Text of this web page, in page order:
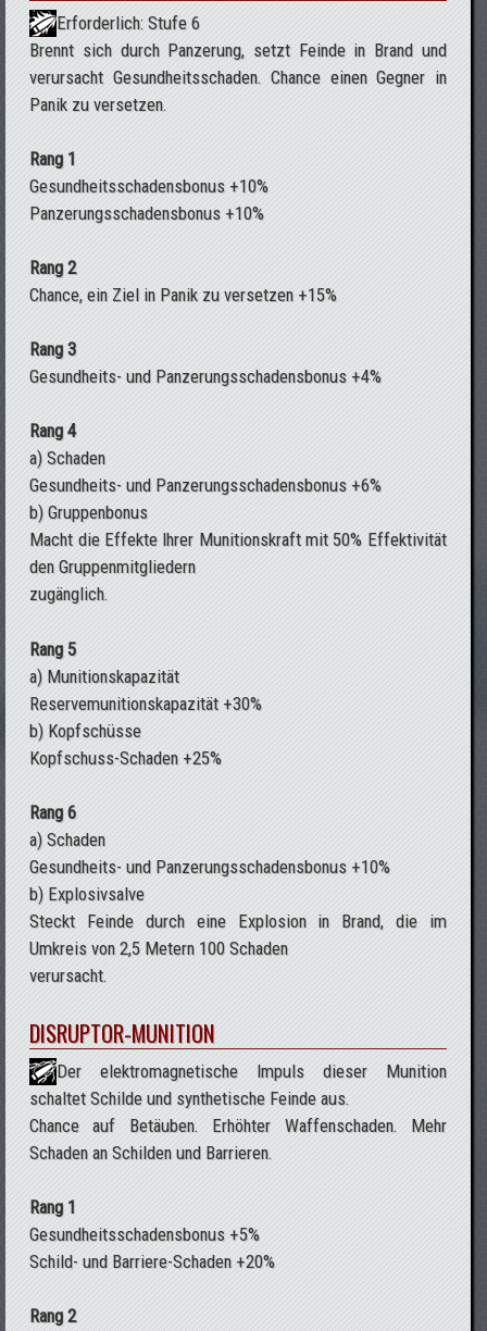
Erforderlich: Stufe 6
Brennt sich durch Panzerung, setzt Feinde in Brand und
verursacht Gesundheitsschaden. Chance einen Gegner in
Panik zu versetzen.
Rang 1
Gesundheitsschadensbonus +10%
Panzerungsschadensbonus +10%
Rang 2
Chance, ein Ziel in Panik zu versetzen +15%
Rang 3
Gesundheits- und Panzerungsschadensbonus +4%
Rang 4
a) Schaden
Gesundheits- und Panzerungsschadensbonus +6%
b) Gruppenbonus
Macht die Effekte Ihrer Munitionskraft mit 50% Effektivität
den Gruppenmitgliedern
zugänglich.
Rang 5
a) Munitionskapazität
Reservemunitionskapazität +30%
b) Kopfschüsse
Kopfschuss-Schaden +25%
Rang 6
a) Schaden
Gesundheits- und Panzerungsschadensbonus +10%
b) Explosivsalve
Steckt Feinde durch eine Explosion in Brand, die im
Umkreis von 2,5 Metern 100 Schaden
verursacht.
DISRUPTOR-MUNITION
Der elektromagnetische Impuls dieser Munition
schaltet Schilde und synthetische Feinde aus.
Chance auf Betäuben. Erhöhter Waffenschaden. Mehr
Schaden an Schilden und Barrieren.
Rang 1
Gesundheitsschadensbonus +5%
Schild- und Barriere-Schaden +20%
Rang 2